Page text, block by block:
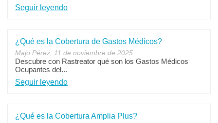
Seguir leyendo
¿Qué es la Cobertura de Gastos Médicos?
Majo Pérez, 11 de noviembre de 2025
Descubre con Rastreator qué son los Gastos Médicos
Ocupantes del...
Seguir leyendo
¿Qué es la Cobertura Amplia Plus?